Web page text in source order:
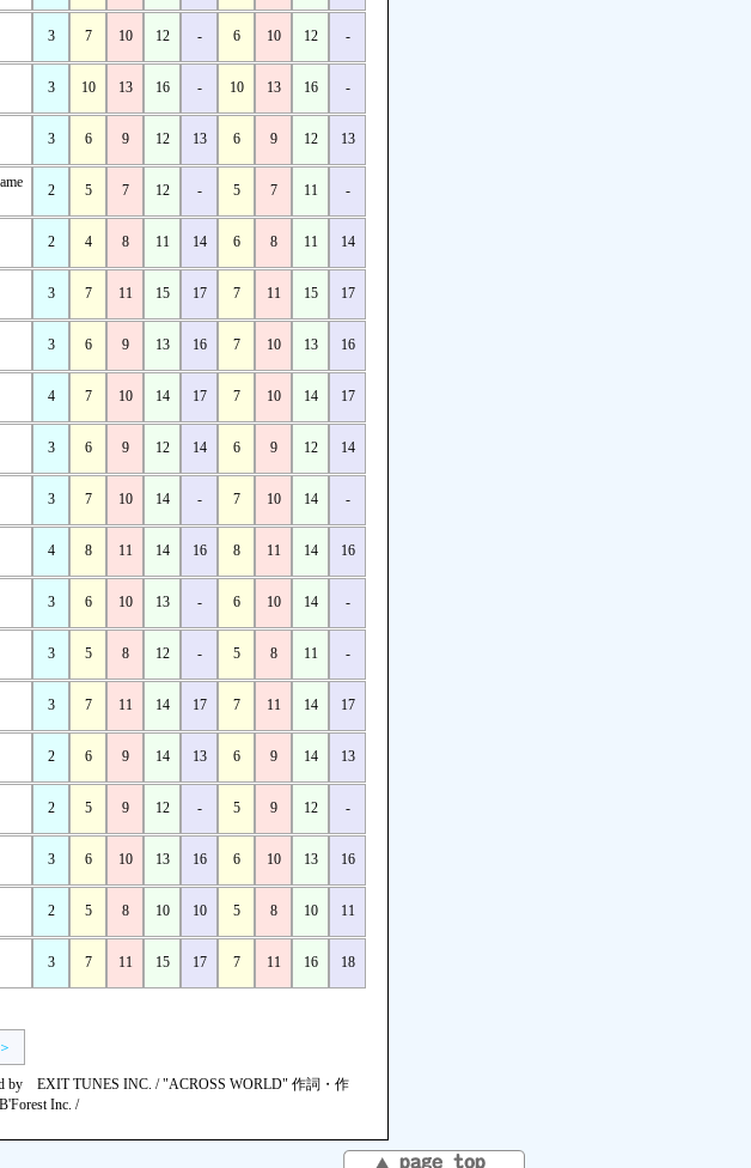
3 7 10 12 - 6 10 12 -
3 10 13 16 - 10 13 16 -
3 6 9 12 13 6 9 12 13
2 5 7 12 - 5 7 11 -
2 4 8 11 14 6 8 11 14
3 7 11 15 17 7 11 15 17
3 6 9 13 16 7 10 13 16
4 7 10 14 17 7 10 14 17
3 6 9 12 14 6 9 12 14
3 7 10 14 - 7 10 14 -
4 8 11 14 16 8 11 14 16
3 6 10 13 - 6 10 14 -
3 5 8 12 - 5 8 11 -
3 7 11 14 17 7 11 14 17
2 6 9 14 13 6 9 14 13
2 5 9 12 - 5 9 12 -
3 6 10 13 16 6 10 13 16
2 5 8 10 10 5 8 10 11
3 7 11 15 17 7 11 16 18
by EXIT TUNES INC. / "ACROSS WORLD" 作詞・作
Inc. /